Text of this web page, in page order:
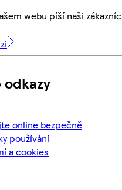
webu píší naši
online bezpečně
používání
a cookies